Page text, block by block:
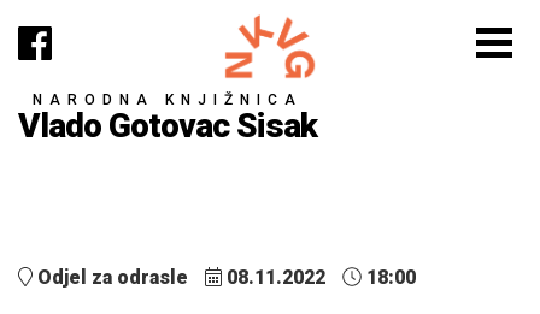
NARODNA KNJIŽNICA
Vlado Gotovac Sisak
Odjel za odrasle 08.11.2022 18:00